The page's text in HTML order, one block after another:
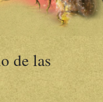
de las